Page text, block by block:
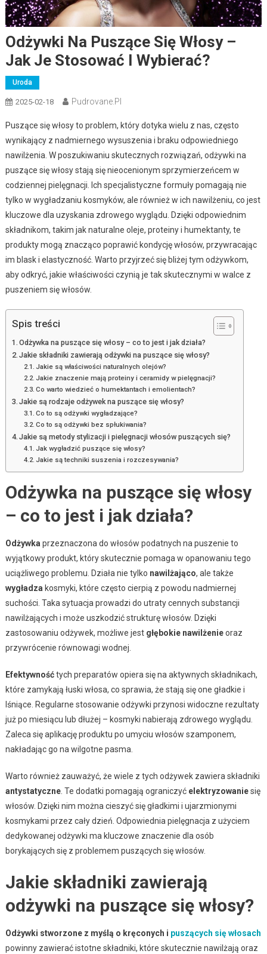
Odżywki Na Puszące Się Włosy –
Jak Je Stosować I Wybierać?
Uroda
2025-02-18 Pudrovane.pl
Puszące się włosy to problem, który dotyka wielu z nas, często
wynikający z nadmiernego wysuszenia i braku odpowiedniego
nawilżenia. W poszukiwaniu skutecznych rozwiązań, odżywki na
puszące się włosy stają się nieocenionym sprzymierzeńcem w
codziennej pielęgnacji. Ich specjalistyczne formuły pomagają nie
tylko w wygładzaniu kosmyków, ale również w ich nawilżeniu, co jest
kluczowe dla uzyskania zdrowego wyglądu. Dzięki odpowiednim
składnikom, takim jak naturalne oleje, proteiny i humektanty, te
produkty mogą znacząco poprawić kondycję włosów, przywracając
im blask i elastyczność. Warto przyjrzeć się bliżej tym odżywkom,
aby odkryć, jakie właściwości czynią je tak skutecznymi w walce z
puszeniem się włosów.
Spis treści
Odżywka na puszące się włosy – co to jest i jak działa?
Jakie składniki zawierają odżywki na puszące się włosy?
Jakie są właściwości naturalnych olejów?
Jakie znaczenie mają proteiny i ceramidy w pielęgnacji?
Co warto wiedzieć o humektantach i emolientach?
Jakie są rodzaje odżywek na puszące się włosy?
Co to są odżywki wygładzające?
Co to są odżywki bez spłukiwania?
Jakie są metody stylizacji i pielęgnacji włosów puszących się?
Jak wygładzić puszące się włosy?
Jakie są techniki suszenia i rozczesywania?
Odżywka na puszące się włosy
– co to jest i jak działa?
Odżywkaprzeznaczona do włosów podatnych na puszenie to
wyjątkowy produkt, który skutecznie pomaga w opanowaniu tego
uciążliwego problemu. Działa nie tylko nawilżająco, ale także
wygładzakosmyki, które często cierpią z powodu nadmiernej
suchości. Taka sytuacja prowadzi do utraty cennych substancji
nawilżających i może uszkodzić strukturę włosów. Dzięki
zastosowaniu odżywek, możliwe jest głębokie nawilżenieoraz
przywrócenie równowagi wodnej.
Efektywnośćtych preparatów opiera się na aktywnych składnikach,
które zamykają łuski włosa, co sprawia, że stają się one gładkie i
lśniące. Regularne stosowanie odżywki przynosi widoczne rezultaty
już po miesiącu lub dłużej – kosmyki nabierają zdrowego wyglądu.
Zaleca się aplikację produktu po umyciu włosów szamponem,
nakładając go na wilgotne pasma.
Warto również zauważyć, że wiele z tych odżywek zawiera składniki
antystatyczne. Te dodatki pomagają ograniczyć elektryzowaniesię
włosów. Dzięki nim można cieszyć się gładkimi i ujarzmionymi
kosmykami przez cały dzień. Odpowiednia pielęgnacja z użyciem
dedykowanej odżywki ma kluczowe znaczenie dla osób
borykających się z problemem puszących się włosów.
Jakie składniki zawierają
odżywki na puszące się włosy?
Odżywki stworzone z myślą o kręconych i puszących się włosach
powinny zawierać istotne składniki, które skutecznie nawilżają oraz